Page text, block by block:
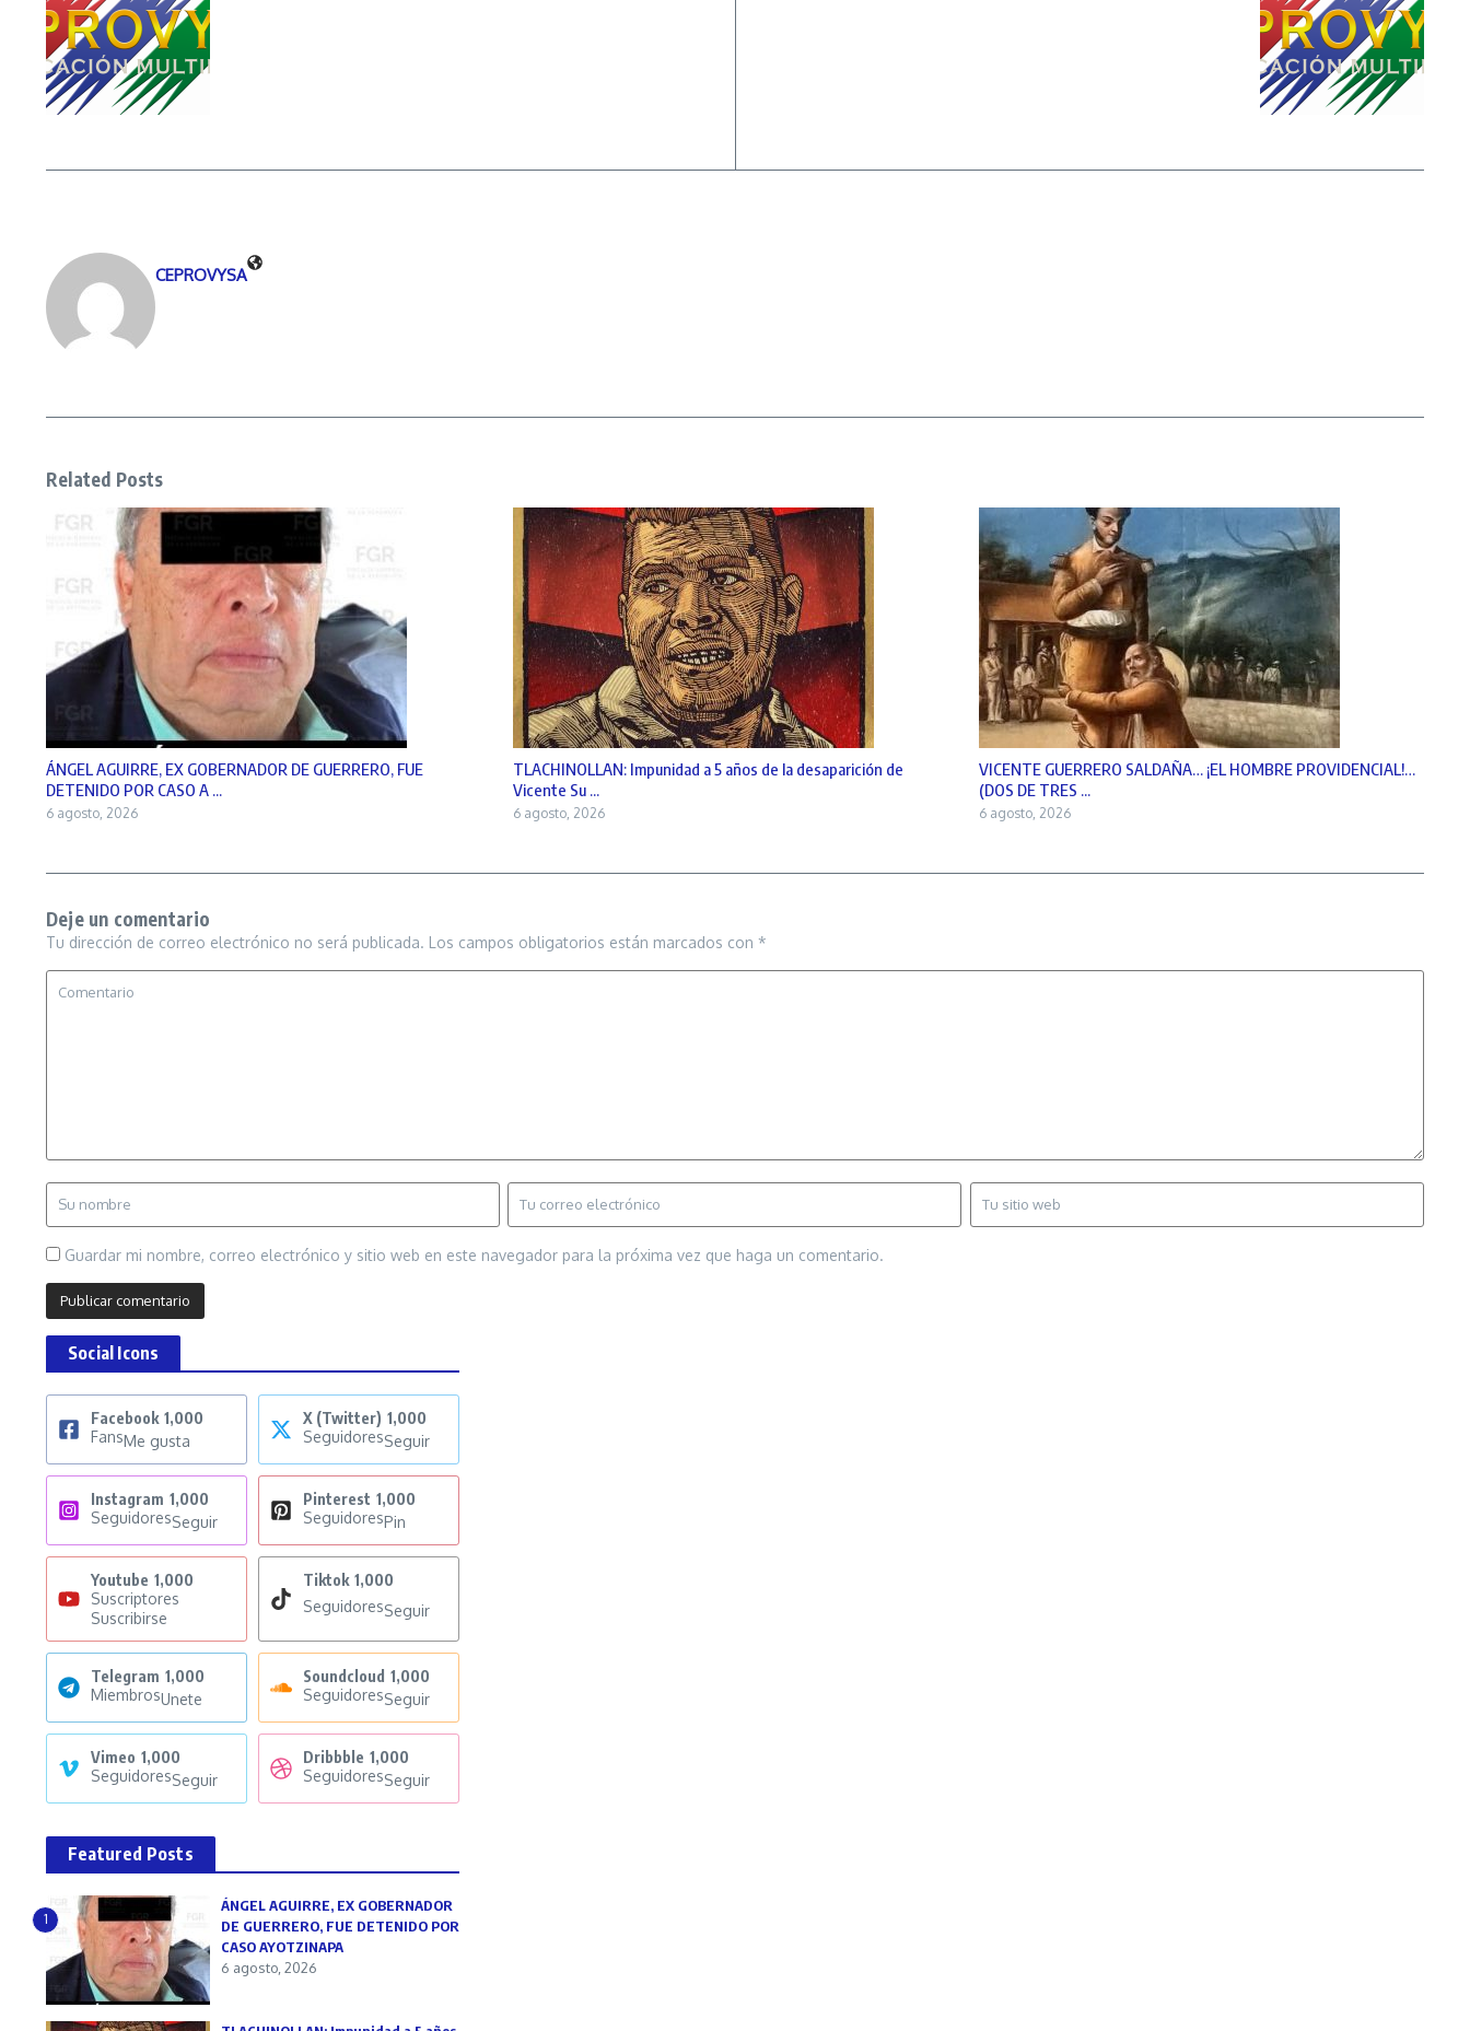
CEPROVYSA
Related Posts
ÁNGEL AGUIRRE, EX GOBERNADOR DE GUERRERO, FUE
DETENIDO POR CASO A ...
6 agosto, 2026
TLACHINOLLAN: Impunidad a 5 años de la desaparición de
Vicente Su ...
6 agosto, 2026
VICENTE GUERRERO SALDAÑA… ¡EL HOMBRE PROVIDENCIAL!…
(DOS DE TRES ...
6 agosto, 2026
Deje un comentario
Tu dirección de correo electrónico no será publicada. Los campos obligatorios están marcados con *
Guardar mi nombre, correo electrónico y sitio web en este navegador para la próxima vez que haga un comentario.
Social Icons
Facebook 1,000
FansMe gusta
X (Twitter) 1,000
SeguidoresSeguir
Instagram 1,000
SeguidoresSeguir
Pinterest 1,000
SeguidoresPin
Youtube 1,000
Suscriptores
Suscribirse
Tiktok 1,000
SeguidoresSeguir
Telegram 1,000
MiembrosUnete
Soundcloud 1,000
SeguidoresSeguir
Vimeo 1,000
SeguidoresSeguir
Dribbble 1,000
SeguidoresSeguir
Featured Posts
1
ÁNGEL AGUIRRE, EX GOBERNADOR
DE GUERRERO, FUE DETENIDO POR
CASO AYOTZINAPA
6 agosto, 2026